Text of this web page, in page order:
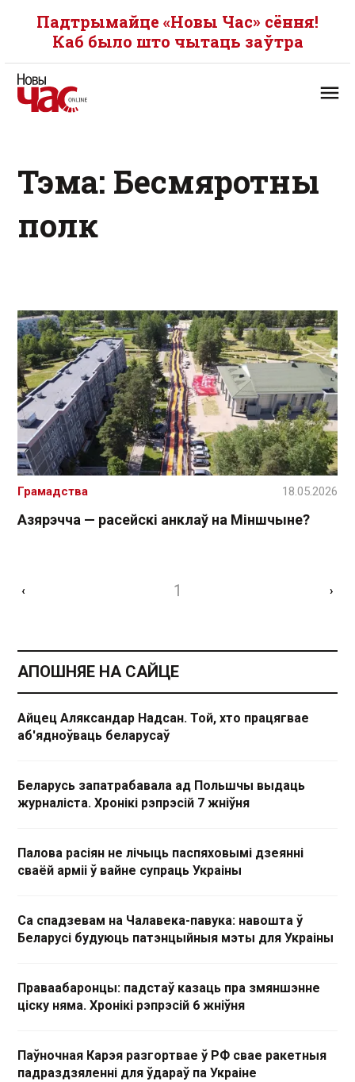
Падтрымайце «Новы Час» сёння!
Каб было што чытаць заўтра
Тэма: Бесмяротны
полк
Азярэчча — расейскі анклаў на Міншчыне?
Грамадства 18.05.2026
‹ 1 ›
АПОШНЯЕ НА САЙЦЕ
Айцец Аляксандар Надсан. Той, хто працягвае
аб'ядноўваць беларусаў
Беларусь запатрабавала ад Польшчы выдаць
журналіста. Хронікі рэпрэсій 7 жніўня
Палова расіян не лічыць паспяховымі дзеянні
сваёй арміі ў вайне супраць Украіны
Са спадзевам на Чалавека-павука: навошта ў
Беларусі будуюць патэнцыйныя мэты для Украіны
Праваабаронцы: падстаў казаць пра змяншэнне
ціску няма. Хронікі рэпрэсій 6 жніўня
Паўночная Карэя разгортвае ў РФ свае ракетныя
падраздзяленні для ўдараў па Украіне